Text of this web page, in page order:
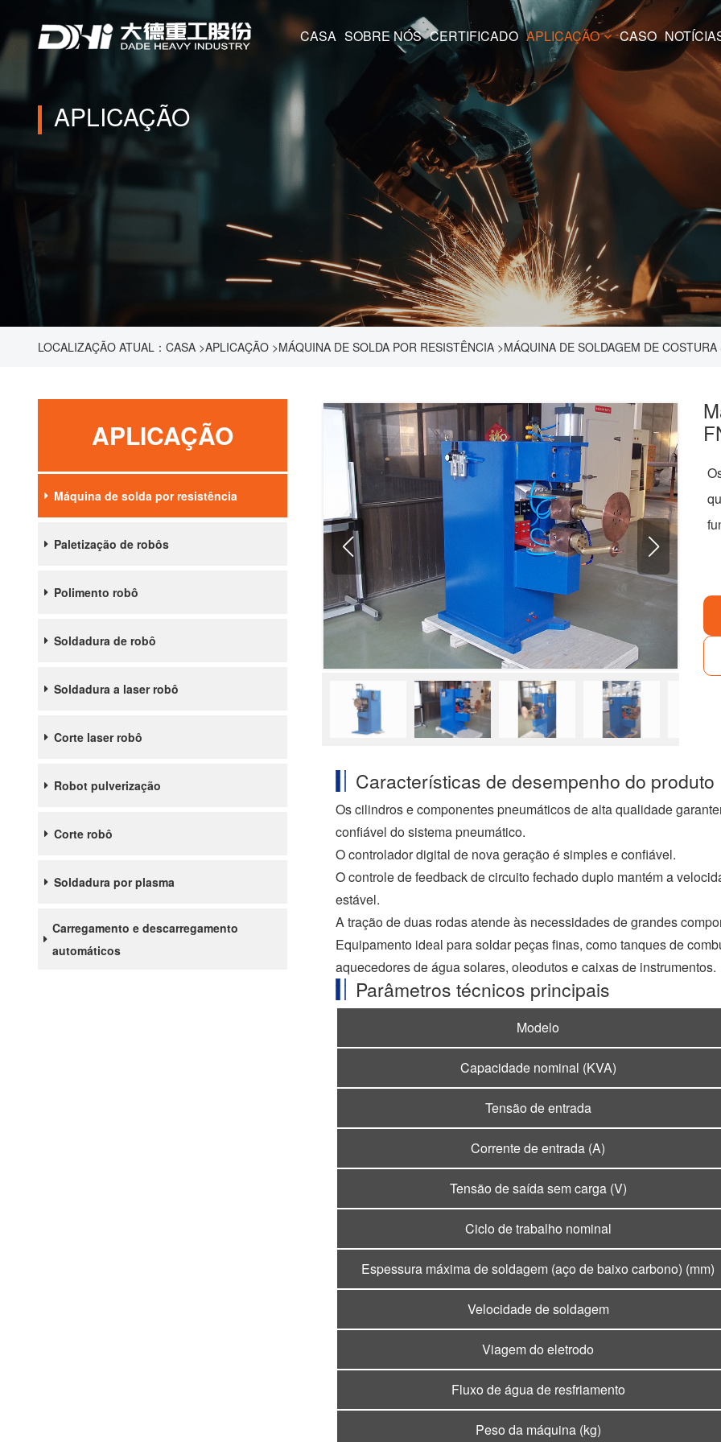
CASA SOBRE NÓS CERTIFICADO APLICAÇÃO CASO
APLICAÇÃO
LOCALIZAÇÃO ATUAL： CASA >APLICAÇÃO >MÁQUINA DE SOLDA POR RESISTÊNCIA >MÁQUINA DE SOLDAGEM DE
APLICAÇÃO
Máquina de solda por resistência
Paletização de robôs
Polimento robô
Soldadura de robô
Soldadura a laser robô
Corte laser robô
Robot pulverização
Corte robô
Soldadura por plasma
Carregamento e descarregamento
automáticos
k
Características de desempenho do produto
Os cilindros e componentes pneumáticos de alta qualidade
confiável do sistema pneumático.
O controlador digital de nova geração é simples e confiável.
O controle de feedback de circuito fechado duplo mantém a
estável.
A tração de duas rodas atende às necessidades de grandes
Equipamento ideal para soldar peças finas, como tanques de
aquecedores de água solares, oleodutos e caixas de instrumentos.
Parâmetros técnicos principais
Modelo
Capacidade nominal (KVA)
Tensão de entrada
Corrente de entrada (A)
Tensão de saída sem carga (V)
Ciclo de trabalho nominal
Espessura máxima de soldagem (aço de baixo carbono) (mm)
Velocidade de soldagem
Viagem do eletrodo
Fluxo de água de resfriamento
Peso da máquina (kg)